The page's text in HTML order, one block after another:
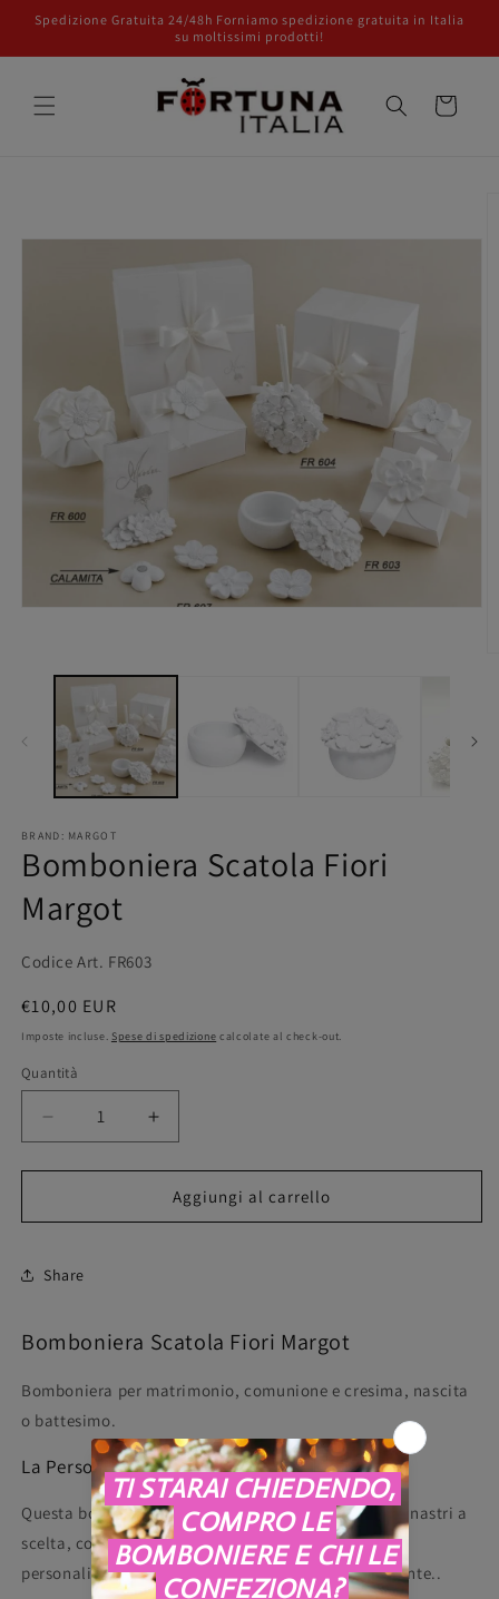
direttamente
Spedizione Gratuita 24/48h Forniamo spedizione gratuita in Italia
su moltissimi prodotti!
Carrello
BRAND: MARGOT
Bomboniera Scatola Fiori
Margot
Codice Art. FR603
Prezzo
di
€10,00 EUR
Imposte incluse. Spese di spedizione calcolate al check-out.
Quantità
Quantità
Diminuisci
quantità
per
Scatola
Margot
Aumenta
quantità
per
Bomboniera
Scatola
Aggiungi al carrello
Share
Bomboniera Scatola Fiori Margot
Bomboniera per matrimonio, comunione e cresima, nascita
o battesimo.
La Personalizzazione
Questa bomboniera è personalizzabile con scatola, nastri a
scelta, confetti gusto e colore a scelta e bigliettino
personalizzato anche con tema o immagine del cliente..